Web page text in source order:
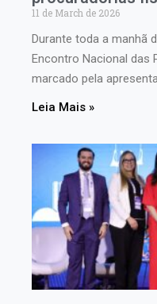
11 de March de 2026
Durante toda a manhã
Encontro Nacional das
marcado pela
Leia Mais »